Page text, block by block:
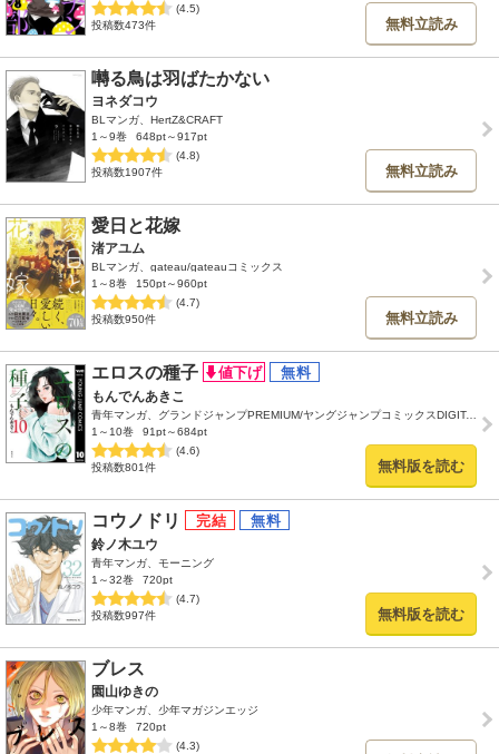
(4.5)
投稿数473件
無料立読み
囀る鳥は羽ばたかない
ヨネダコウ
BLマンガ、HertZ&CRAFT
1～9巻
648pt～917pt
(4.8)
投稿数1907件
無料立読み
愛日と花嫁
渚アユム
BLマンガ、gateau/gateauコミックス
1～8巻
150pt～960pt
(4.7)
投稿数950件
無料立読み
エロスの種子
もんでんあきこ
青年マンガ、グランドジャンプPREMIUM/ヤングジャンプコミックスDIGITAL
1～10巻
91pt～684pt
(4.6)
投稿数801件
無料版を読む
コウノドリ
鈴ノ木ユウ
青年マンガ、モーニング
1～32巻
720pt
(4.7)
投稿数997件
無料版を読む
ブレス
園山ゆきの
少年マンガ、少年マガジンエッジ
1～8巻
720pt
(4.3)